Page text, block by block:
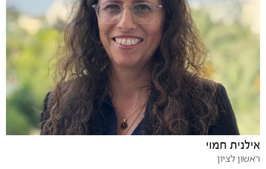
אילנית חמוי
ראשון לציון